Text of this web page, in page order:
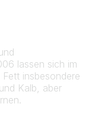
lassen sich im
insbesondere
Kalb, aber